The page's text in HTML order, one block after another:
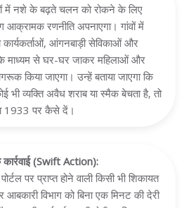
में नशे के बढ़ते चलन को रोकने के लिए
आक्रामक रणनीति अपनाएगा। गांवों में
कार्यकर्ताओं, आंगनबाड़ी सेविकाओं और
माध्यम से घर-घर जाकर महिलाओं और
किया जाएगा। उन्हें बताया जाएगा कि
भी व्यक्ति अवैध शराब या स्मैक बेचता है, तो
1933 पर कैसे दें।
कार्रवाई (Swift Action):
पर प्राप्त होने वाली किसी भी शिकायत
विभाग को बिना एक मिनट की देरी